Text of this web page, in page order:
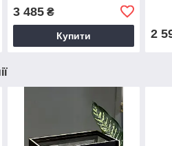
склянок
3 485₴
Купити 2